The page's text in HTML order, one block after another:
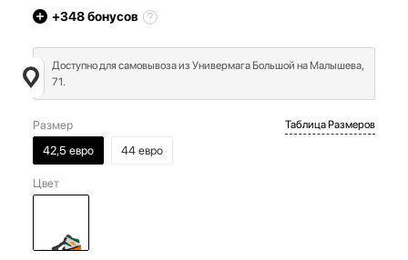
+348бонусов
Доступно для самовывоза из Универмага Большой на Малышева,
71.
Размер
42,5 евро
44 евро
Таблица Размеров
Цвет